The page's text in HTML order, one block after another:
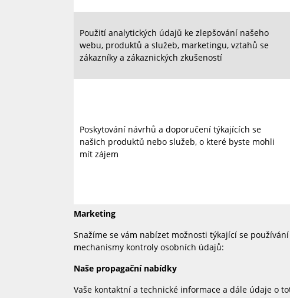
Použití analytických údajů ke zlepšování našeho
webu, produktů a služeb, marketingu, vztahů se
zákazníky a zákaznických zkušeností
Poskytování návrhů a doporučení týkajících se
našich produktů nebo služeb, o které byste mohli
mít zájem
Marketing
Snažíme se vám nabízet možnosti týkající se
mechanismy kontroly osobních údajů:
Naše propagační nabídky
Vaše kontaktní a technické informace a dále údaje o